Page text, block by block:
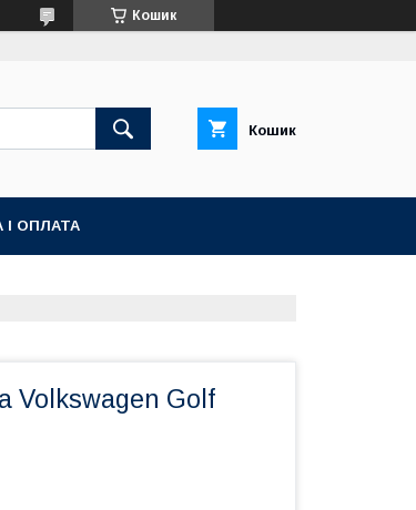
Кошик
Кошик
І ОПЛАТА
Volkswagen Golf